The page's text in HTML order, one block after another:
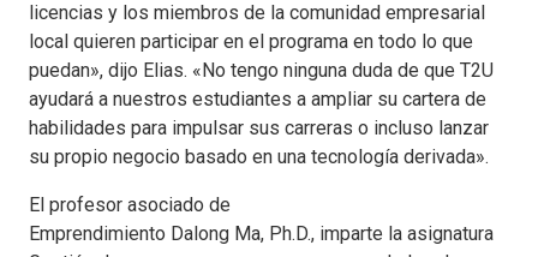
licencias y los miembros de la comunidad empresarial
local quieren participar en el programa en todo lo que
puedan», dijo Elias. «No tengo ninguna duda de que T2U
ayudará a nuestros estudiantes a ampliar su cartera de
habilidades para impulsar sus carreras o incluso lanzar
su propio negocio basado en una tecnología derivada».
El profesor asociado de
Emprendimiento Dalong Ma, Ph.D., imparte la asignatura